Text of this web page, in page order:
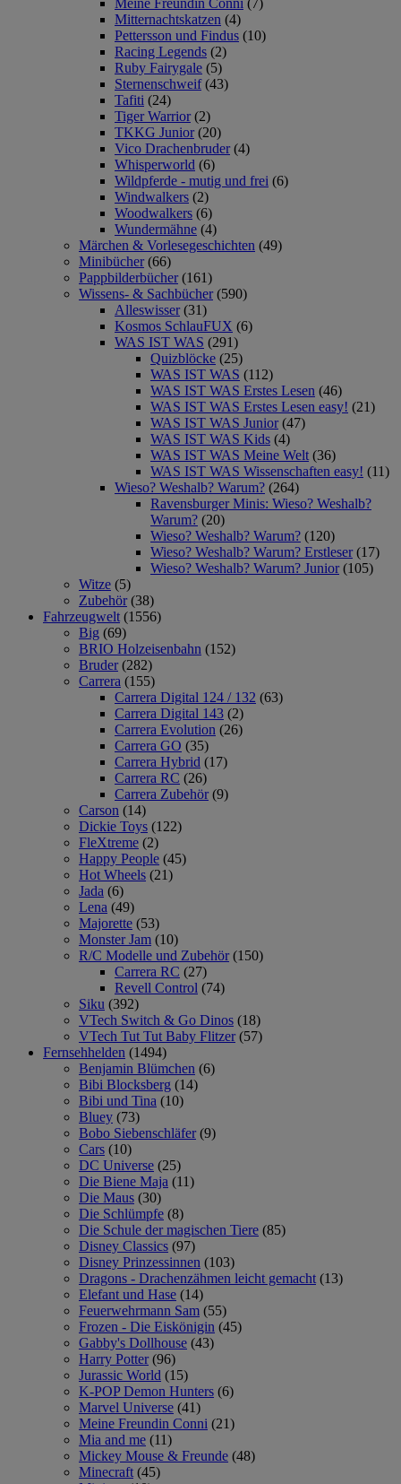
Meine Freundin Conni (7)
Mitternachtskatzen (4)
Pettersson und Findus (10)
Racing Legends (2)
Ruby Fairygale (5)
Sternenschweif (43)
Tafiti (24)
Tiger Warrior (2)
TKKG Junior (20)
Vico Drachenbruder (4)
Whisperworld (6)
Wildpferde - mutig und frei (6)
Windwalkers (2)
Woodwalkers (6)
Wundermähne (4)
Märchen & Vorlesegeschichten (49)
Minibücher (66)
Pappbilderbücher (161)
Wissens- & Sachbücher (590)
Alleswisser (31)
Kosmos SchlauFUX (6)
WAS IST WAS (291)
Quizblöcke (25)
WAS IST WAS (112)
WAS IST WAS Erstes Lesen (46)
WAS IST WAS Erstes Lesen easy! (21)
WAS IST WAS Junior (47)
WAS IST WAS Kids (4)
WAS IST WAS Meine Welt (36)
WAS IST WAS Wissenschaften easy! (11)
Wieso? Weshalb? Warum? (264)
Ravensburger Minis: Wieso? Weshalb?
Warum? (20)
Wieso? Weshalb? Warum? (120)
Wieso? Weshalb? Warum? Erstleser (17)
Wieso? Weshalb? Warum? Junior (105)
Witze (5)
Zubehör (38)
Fahrzeugwelt (1556)
Big (69)
BRIO Holzeisenbahn (152)
Bruder (282)
Carrera (155)
Carrera Digital 124 / 132 (63)
Carrera Digital 143 (2)
Carrera Evolution (26)
Carrera GO (35)
Carrera Hybrid (17)
Carrera RC (26)
Carrera Zubehör (9)
Carson (14)
Dickie Toys (122)
FleXtreme (2)
Happy People (45)
Hot Wheels (21)
Jada (6)
Lena (49)
Majorette (53)
Monster Jam (10)
R/C Modelle und Zubehör (150)
Carrera RC (27)
Revell Control (74)
Siku (392)
VTech Switch & Go Dinos (18)
VTech Tut Tut Baby Flitzer (57)
Fernsehhelden (1494)
Benjamin Blümchen (6)
Bibi Blocksberg (14)
Bibi und Tina (10)
Bluey (73)
Bobo Siebenschläfer (9)
Cars (10)
DC Universe (25)
Die Biene Maja (11)
Die Maus (30)
Die Schlümpfe (8)
Die Schule der magischen Tiere (85)
Disney Classics (97)
Disney Prinzessinnen (103)
Dragons - Drachenzähmen leicht gemacht (13)
Elefant und Hase (14)
Feuerwehrmann Sam (55)
Frozen - Die Eiskönigin (45)
Gabby's Dollhouse (43)
Harry Potter (96)
Jurassic World (15)
K-POP Demon Hunters (6)
Marvel Universe (41)
Meine Freundin Conni (21)
Mia and me (11)
Mickey Mouse & Freunde (48)
Minecraft (45)